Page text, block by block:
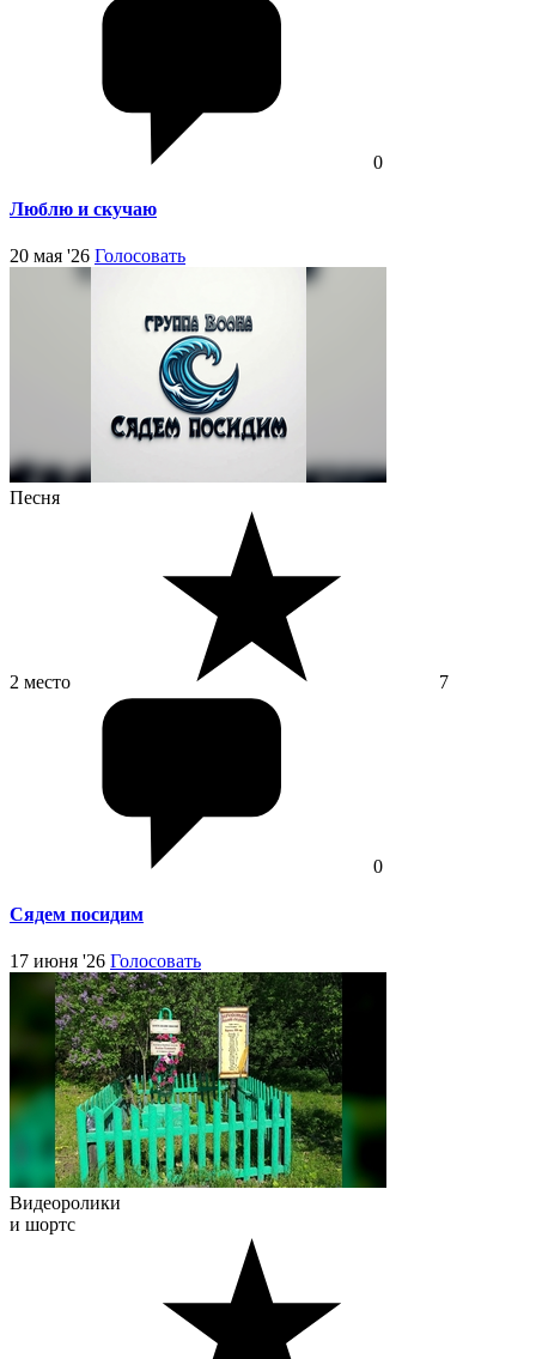
0
Люблю и скучаю
20 мая '26 Голосовать
Песня
2 место 7
0
Сядем посидим
17 июня '26 Голосовать
Видеоролики
и шортс